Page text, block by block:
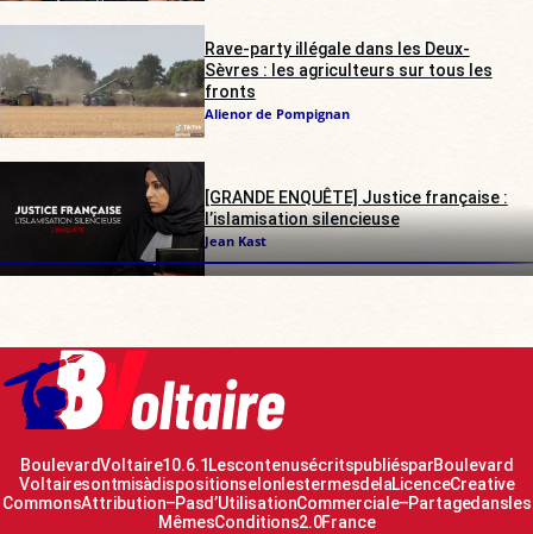
Rave-party illégale dans les Deux-
Sèvres : les agriculteurs sur tous les
fronts
Alienor de Pompignan
[GRANDE ENQUÊTE] Justice française :
l’islamisation silencieuse
Jean Kast
Boulevard Voltaire 10.6.1 Les contenus écrits publiés par Boulevard
Voltaire sont mis à disposition selon les termes de la Licence Creative
Commons Attribution – Pas d’Utilisation Commerciale – Partage dans les
Mêmes Conditions 2.0 France